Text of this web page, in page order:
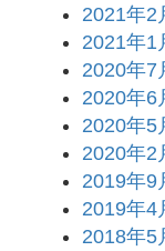
2021年2
2021年1
2020年7
2020年6
2020年5
2020年2
2019年9
2019年4
2018年5